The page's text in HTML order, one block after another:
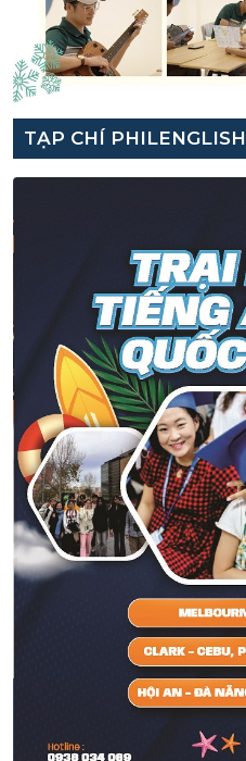
TẠP CHÍ PHILENGLISH